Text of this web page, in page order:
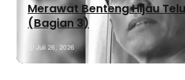
Merawat Benteng Hijau
(Bagian 3)
Juli 26, 2026